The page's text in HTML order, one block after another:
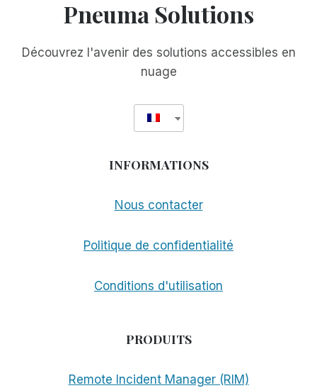
Pneuma Solutions
Découvrez l'avenir des solutions accessibles en
nuage
INFORMATIONS
Nous contacter
Politique de confidentialité
Conditions d'utilisation
PRODUITS
Remote Incident Manager (RIM)